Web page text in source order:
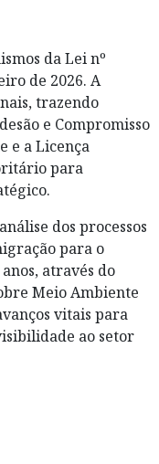
da Lei nº
de 2026. A
trazendo
e Compromisso
e a Licença
para
dos processos
para o
através do
Meio Ambiente
vitais para
ao setor